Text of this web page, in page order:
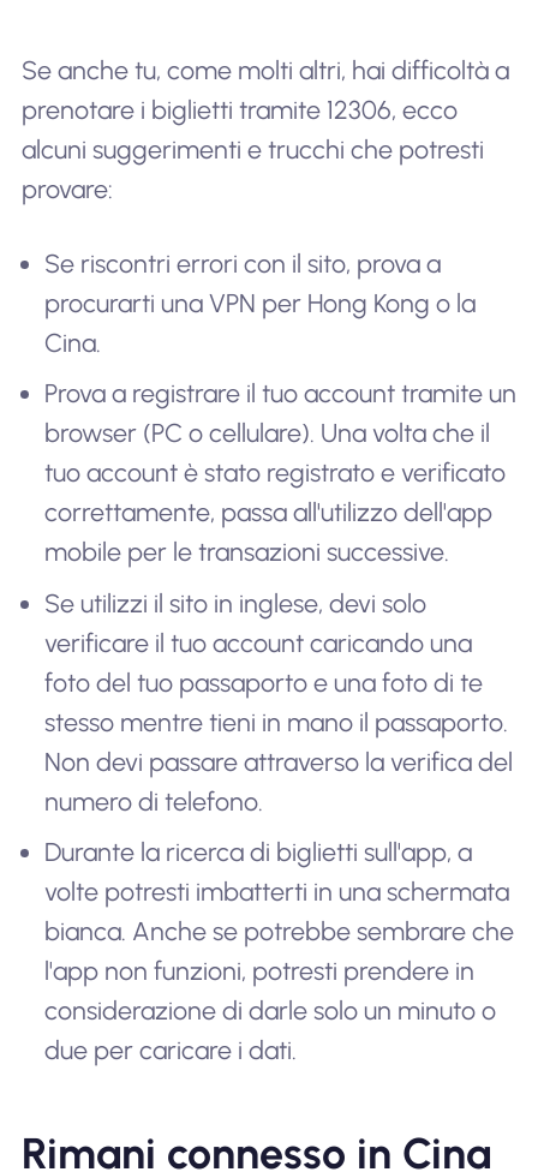
Se anche tu, come molti altri, hai difficoltà a
prenotare i biglietti tramite 12306, ecco
alcuni suggerimenti e trucchi che potresti
provare:
Se riscontri errori con il sito, prova a
procurarti una VPN per Hong Kong o la
Cina.
Prova a registrare il tuo account tramite un
browser (PC o cellulare). Una volta che il
tuo account è stato registrato e verificato
correttamente, passa all'utilizzo dell'app
mobile per le transazioni successive.
Se utilizzi il sito in inglese, devi solo
verificare il tuo account caricando una
foto del tuo passaporto e una foto di te
stesso mentre tieni in mano il passaporto.
Non devi passare attraverso la verifica del
numero di telefono.
Durante la ricerca di biglietti sull'app, a
volte potresti imbatterti in una schermata
bianca. Anche se potrebbe sembrare che
l'app non funzioni, potresti prendere in
considerazione di darle solo un minuto o
due per caricare i dati.
Rimani connesso in Cina